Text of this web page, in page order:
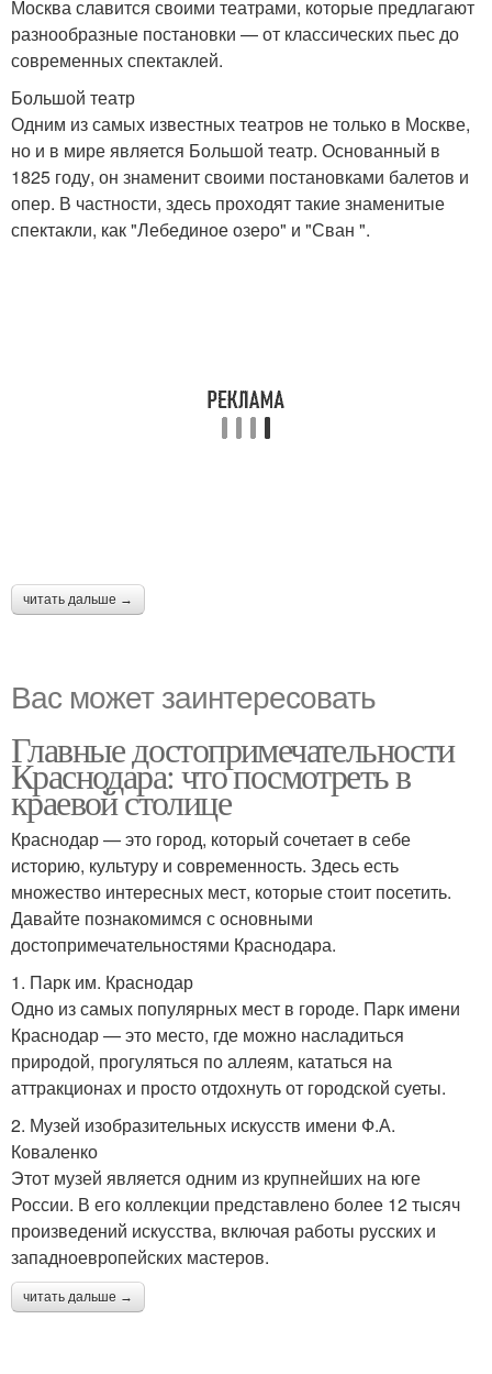
Москва славится своими театрами, которые предлагают
разнообразные постановки — от классических пьес до
современных спектаклей.
Большой театр
Одним из самых известных театров не только в Москве,
но и в мире является Большой театр. Основанный в
1825 году, он знаменит своими постановками балетов и
опер. В частности, здесь проходят такие знаменитые
спектакли, как "Лебединое озеро" и "Сван ".
читать дальше →
Вас может заинтересовать
Главные достопримечательности
Краснодара: что посмотреть в
краевой столице
Краснодар — это город, который сочетает в себе
историю, культуру и современность. Здесь есть
множество интересных мест, которые стоит посетить.
Давайте познакомимся с основными
достопримечательностями Краснодара.
1. Парк им. Краснодар
Одно из самых популярных мест в городе. Парк имени
Краснодар — это место, где можно насладиться
природой, прогуляться по аллеям, кататься на
аттракционах и просто отдохнуть от городской суеты.
2. Музей изобразительных искусств имени Ф.А.
Коваленко
Этот музей является одним из крупнейших на юге
России. В его коллекции представлено более 12 тысяч
произведений искусства, включая работы русских и
западноевропейских мастеров.
читать дальше →